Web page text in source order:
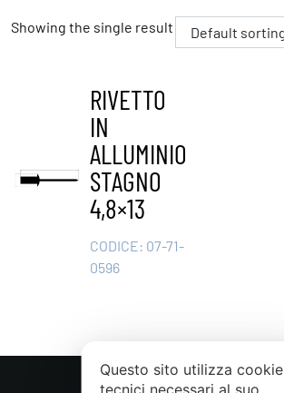
Showing the single result
RIVETTO
IN
ALLUMINIO
STAGNO
4,8×13
CODICE: 07-71-
0596
Questo sito utilizza cookie
tecnici necessari al suo